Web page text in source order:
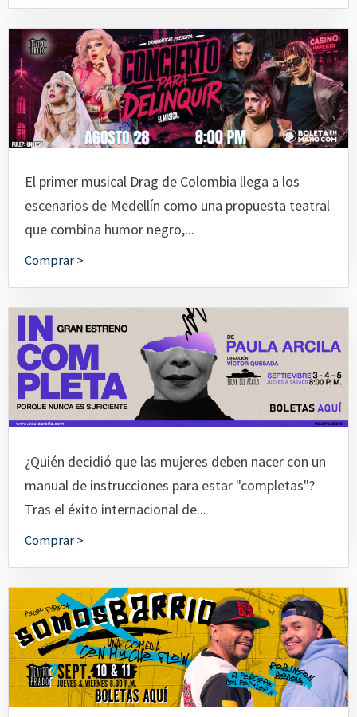
El primer musical Drag de Colombia llega a los
escenarios de Medellín como una propuesta teatral
que combina humor negro,...
Comprar >
¿Quién decidió que las mujeres deben nacer con un
manual de instrucciones para estar "completas"?
Tras el éxito internacional de...
Comprar >